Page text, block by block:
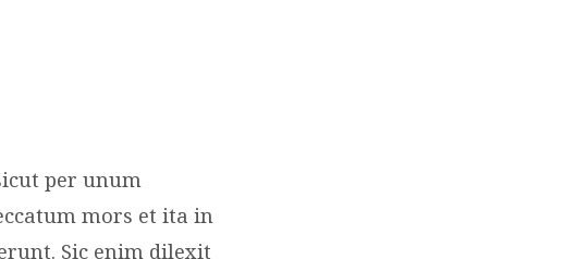
per unum
mors et ita in
Sic enim dilexit